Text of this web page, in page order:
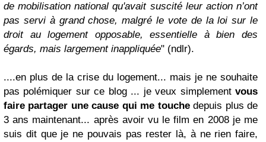
de mobilisation national qu'avait suscité leur action n’ont
pas servi à grand chose, malgré le vote de la loi sur le
droit au logement opposable, essentielle à bien des
égards, mais largement inappliquée" (ndlr).
....en plus de la crise du logement... mais je ne souhaite
pas polémiquer sur ce blog ... je veux simplement vous
faire partager une cause qui me touchedepuis plus de
3 ans maintenant... après avoir vu le film en 2008 je me
suis dit que je ne pouvais pas rester là, à ne rien faire,